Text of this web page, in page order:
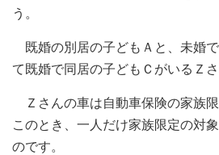
う。
既婚の別居の子どもＡと、未婚
て既婚で同居の子どもＣがいるＺさ
Ｚさんの車は自動車保険の家族限
このとき、一人だけ家族限定の対
のです。